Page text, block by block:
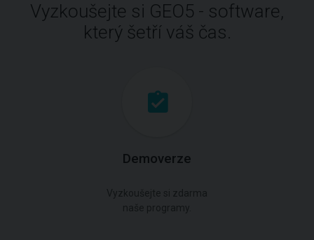
Vyzkoušejte si GEO5 - software,
který šetří váš čas.
Demoverze